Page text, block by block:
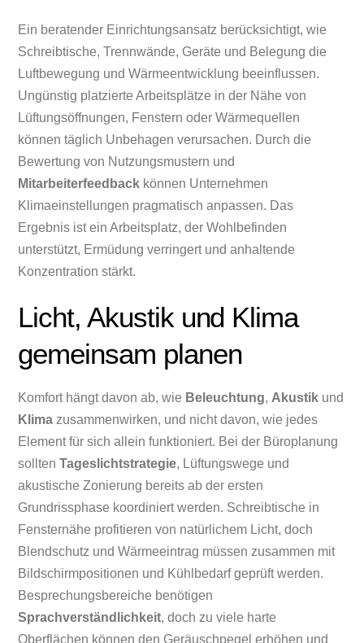
Ein beratender Einrichtungsansatz berücksichtigt, wie
Schreibtische, Trennwände, Geräte und Belegung die
Luftbewegung und Wärmeentwicklung beeinflussen.
Ungünstig platzierte Arbeitsplätze in der Nähe von
Lüftungsöffnungen, Fenstern oder Wärmequellen
können täglich Unbehagen verursachen. Durch die
Bewertung von Nutzungsmustern und
Mitarbeiterfeedback können Unternehmen
Klimaeinstellungen pragmatisch anpassen. Das
Ergebnis ist ein Arbeitsplatz, der Wohlbefinden
unterstützt, Ermüdung verringert und anhaltende
Konzentration stärkt.
Licht, Akustik und Klima
gemeinsam planen
Komfort hängt davon ab, wie Beleuchtung, Akustik und
Klima zusammenwirken, und nicht davon, wie jedes
Element für sich allein funktioniert. Bei der Büroplanung
solltenTageslichtstrategie, Lüftungswege und
akustische Zonierung bereits ab der ersten
Grundrissphase koordiniert werden. Schreibtische in
Fensternähe profitieren von natürlichem Licht, doch
Blendschutz und Wärmeeintrag müssen zusammen mit
Bildschirmpositionen und Kühlbedarf geprüft werden.
Besprechungsbereiche benötigen
Sprachverständlichkeit, doch zu viele harte
Oberflächen können den Geräuschpegel erhöhen und